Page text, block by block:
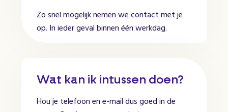
Zo snel mogelijk nemen we contact met je
op. In ieder geval binnen één werkdag.
Wat kan ik intussen doen?
Hou je telefoon en e-mail dus goed in de